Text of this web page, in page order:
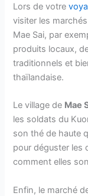
Lors de votre
visiter les
Mae Sai, par
produits locaux,
traditionnels et
thaïlandaise.
Le village de Mae
les soldats du
son thé de haute
pour déguster les
comment elles
Enfin, le marché